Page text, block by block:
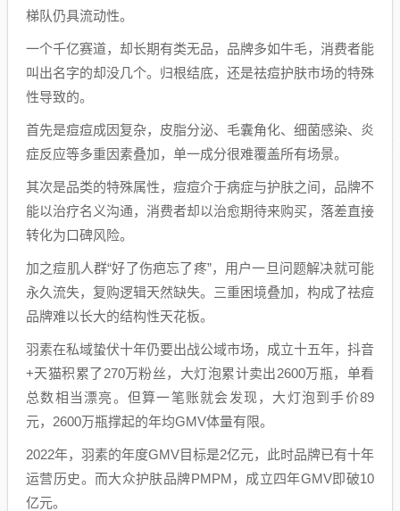
梯队仍具流动性。
一个千亿赛道，却长期有类无品，品牌多如牛毛，消费者能
叫出名字的却没几个。归根结底，还是祛痘护肤市场的特殊
性导致的。
首先是痘痘成因复杂，皮脂分泌、毛囊角化、细菌感染、炎
症反应等多重因素叠加，单一成分很难覆盖所有场景。
其次是品类的特殊属性，痘痘介于病症与护肤之间，品牌不
能以治疗名义沟通，消费者却以治愈期待来购买，落差直接
转化为口碑风险。
加之痘肌人群“好了伤疤忘了疼”，用户一旦问题解决就可能
永久流失，复购逻辑天然缺失。三重困境叠加，构成了祛痘
品牌难以长大的结构性天花板。
羽素在私域蛰伏十年仍要出战公域市场，成立十五年，抖音
+天猫积累了270万粉丝，大灯泡累计卖出2600万瓶，单看
总数相当漂亮。但算一笔账就会发现，大灯泡到手价89
元，2600万瓶撑起的年均GMV体量有限。
2022年，羽素的年度GMV目标是2亿元，此时品牌已有十年
运营历史。而大众护肤品牌PMPM，成立四年GMV即破10
亿元。